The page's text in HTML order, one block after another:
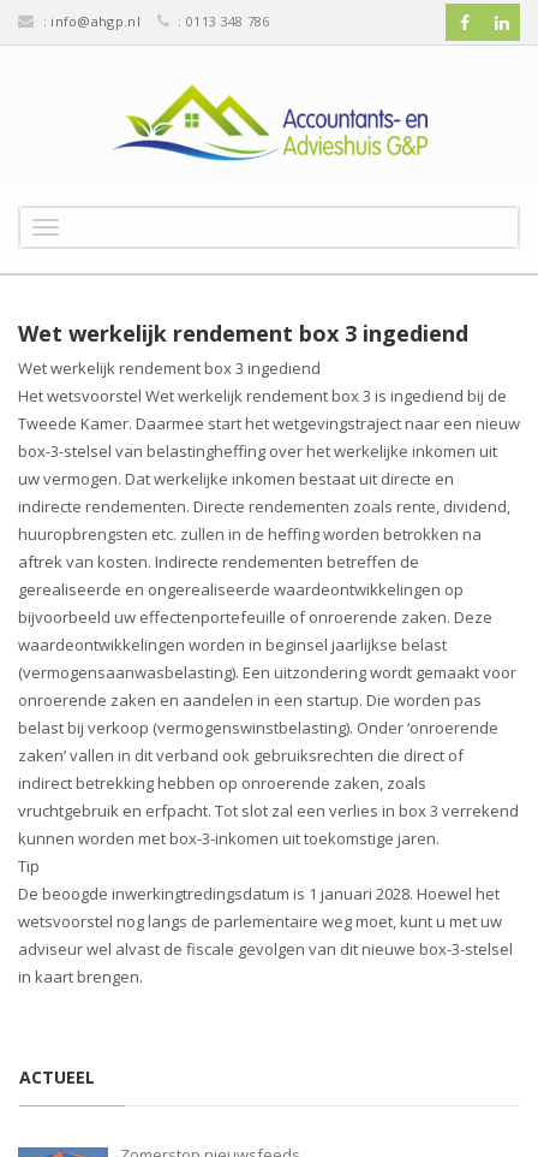
: info@ahgp.nl : 0113 348 786
o
g
l
n
a
v
i
t
i
o
n
Wet werkelijk rendement box 3 ingediend
Wet werkelijk rendement box 3 ingediend
Het wetsvoorstel Wet werkelijk rendement box 3 is ingediend bij de
Tweede Kamer. Daarmee start het wetgevingstraject naar een nieuw
box-3-stelsel van belastingheffing over het werkelijke inkomen uit
uw vermogen. Dat werkelijke inkomen bestaat uit directe en
indirecte rendementen. Directe rendementen zoals rente, dividend,
huuropbrengsten etc. zullen in de heffing worden betrokken na
aftrek van kosten. Indirecte rendementen betreffen de
gerealiseerde en ongerealiseerde waardeontwikkelingen op
bijvoorbeeld uw effectenportefeuille of onroerende zaken. Deze
waardeontwikkelingen worden in beginsel jaarlijkse belast
(vermogensaanwasbelasting). Een uitzondering wordt gemaakt voor
onroerende zaken en aandelen in een startup. Die worden pas
belast bij verkoop (vermogenswinstbelasting). Onder ‘onroerende
zaken’ vallen in dit verband ook gebruiksrechten die direct of
indirect betrekking hebben op onroerende zaken, zoals
vruchtgebruik en erfpacht. Tot slot zal een verlies in box 3 verrekend
kunnen worden met box-3-inkomen uit toekomstige jaren.
Tip
De beoogde inwerkingtredingsdatum is 1 januari 2028. Hoewel het
wetsvoorstel nog langs de parlementaire weg moet, kunt u met uw
adviseur wel alvast de fiscale gevolgen van dit nieuwe box-3-stelsel
in kaart brengen.
ACTUEEL